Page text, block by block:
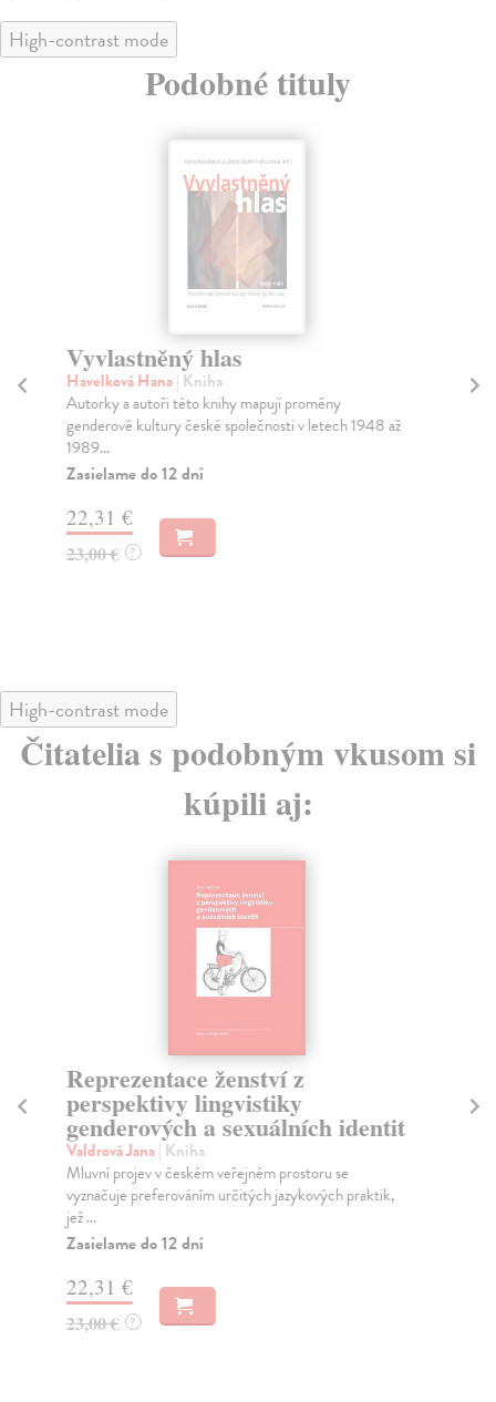
High-contrast mode
Podobné tituly
Vyvlastněný hlas
Havelková Hana| Kniha
Autorky a autoři této knihy mapují proměny
genderové kultury české společnosti v letech 1948 až
1989...
Zasielame do 12 dní
22,31 €
23,00 € ?
High-contrast mode
Čitatelia s podobným vkusom si
kúpili aj:
Reprezentace ženství z
perspektivy lingvistiky
genderových a sexuálních identit
Valdrová Jana| Kniha
Mluvní projev v českém veřejném prostoru se
vyznačuje preferováním určitých jazykových praktik,
jež ...
Zasielame do 12 dní
22,31 €
23,00 € ?